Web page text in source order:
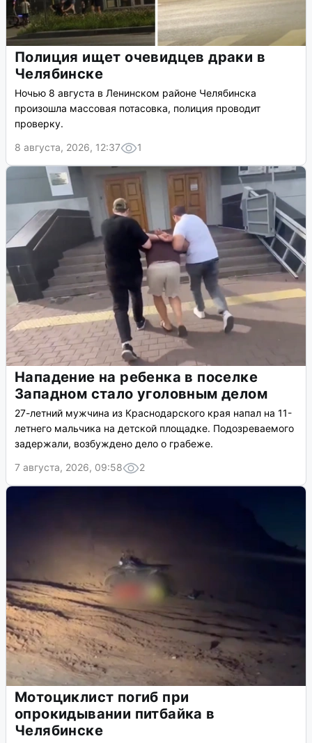
Полиция ищет очевидцев драки в
Челябинске
Ночью 8 августа в Ленинском районе Челябинска
произошла массовая потасовка, полиция проводит
проверку.
8 августа, 2026, 12:37
1
Нападение на ребенка в поселке
Западном стало уголовным делом
27-летний мужчина из Краснодарского края напал на 11-
летнего мальчика на детской площадке. Подозреваемого
задержали, возбуждено дело о грабеже.
7 августа, 2026, 09:58
2
Мотоциклист погиб при
опрокидывании питбайка в
Челябинске